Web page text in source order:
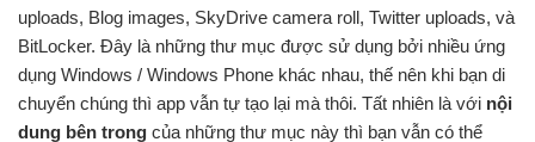
uploads, Blog images, SkyDrive camera roll, Twitter uploads, và
BitLocker. Đây là những thư mục được sử dụng bởi nhiều ứng
dụng Windows / Windows Phone khác nhau, thế nên khi bạn di
chuyển chúng thì app vẫn tự tạo lại mà thôi. Tất nhiên là với nội
dung bên trong của những thư mục này thì bạn vẫn có thể